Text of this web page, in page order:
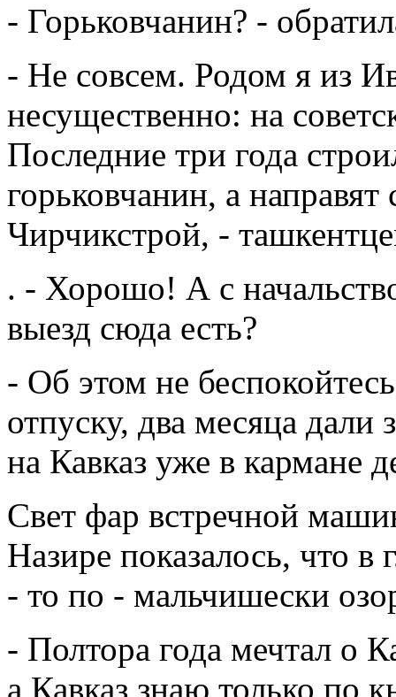
- Горьковчанин? -
- Не совсем. Родом я из
несущественно: на
Последние три года
горьковчанин, а
Чирчикстрой, -
. - Хорошо! А с
выезд сюда есть?
- Об этом не
отпуску, два месяца дали
на Кавказ уже в кармане
Свет фар встречной
Назире показалось, что в
- то по - мальчишески
- Полтора года мечтал о
а Кавказ знаю только по